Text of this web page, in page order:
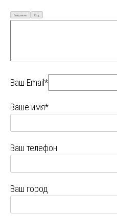
Визуально Код
Ваш Email*
Ваше имя*
Ваш телефон
Ваш город